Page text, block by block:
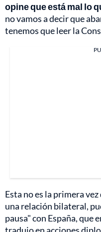
opine que está mal lo
no vamos a decir que
tenemos que leer la
Esta no es la primera
una relación bilateral,
pausa" con España, que